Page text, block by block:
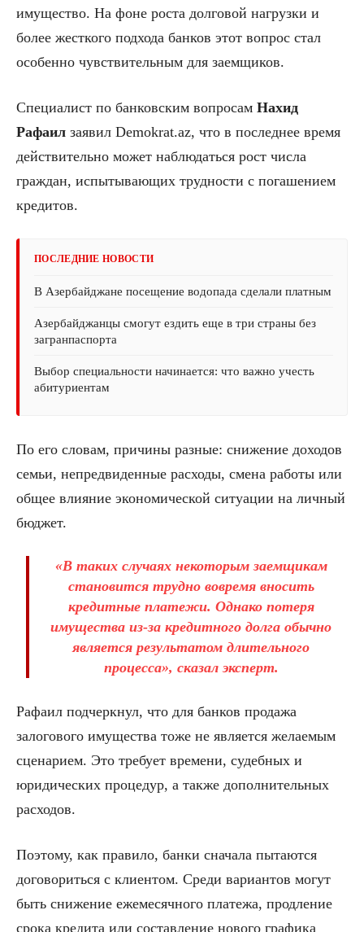
имущество. На фоне роста долговой нагрузки и
более жесткого подхода банков этот вопрос стал
особенно чувствительным для заемщиков.
Специалист по банковским вопросам Нахид
Рафаил заявил Demokrat.az, что в последнее время
действительно может наблюдаться рост числа
граждан, испытывающих трудности с погашением
кредитов.
ПОСЛЕДНИЕ НОВОСТИ
В Азербайджане посещение водопада сделали платным
Азербайджанцы смогут ездить еще в три страны без
загранпаспорта
Выбор специальности начинается: что важно учесть
абитуриентам
По его словам, причины разные: снижение доходов
семьи, непредвиденные расходы, смена работы или
общее влияние экономической ситуации на личный
бюджет.
«В таких случаях некоторым заемщикам
становится трудно вовремя вносить
кредитные платежи. Однако потеря
имущества из-за кредитного долга обычно
является результатом длительного
процесса», сказал эксперт.
Рафаил подчеркнул, что для банков продажа
залогового имущества тоже не является желаемым
сценарием. Это требует времени, судебных и
юридических процедур, а также дополнительных
расходов.
Поэтому, как правило, банки сначала пытаются
договориться с клиентом. Среди вариантов могут
быть снижение ежемесячного платежа, продление
срока кредита или составление нового графика